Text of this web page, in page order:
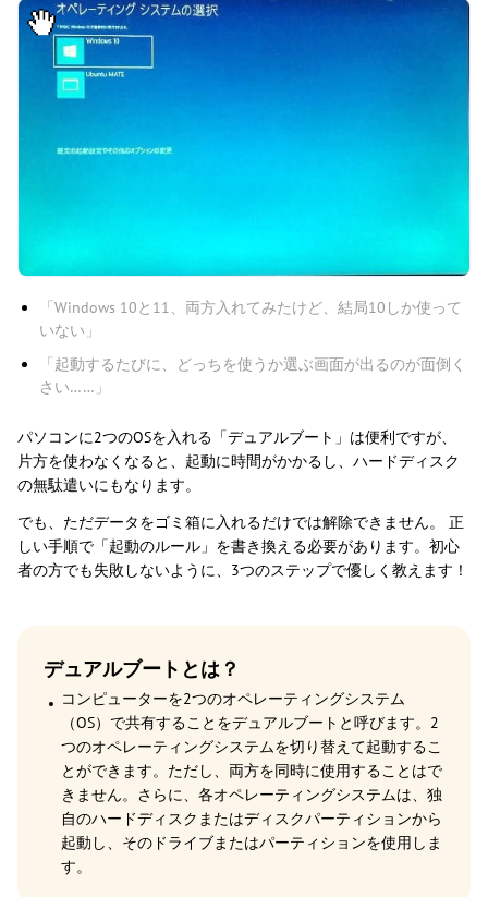
「Windows 10と11、両方入れてみたけど、結局10しか使って
いない」
「起動するたびに、どっちを使うか選ぶ画面が出るのが面倒く
さい……」
パソコンに2つのOSを入れる「デュアルブート」は便利ですが、
片方を使わなくなると、起動に時間がかかるし、ハードディスク
の無駄遣いにもなります。
でも、ただデータをゴミ箱に入れるだけでは解除できません。 正
しい手順で「起動のルール」を書き換える必要があります。初心
者の方でも失敗しないように、3つのステップで優しく教えます！
デュアルブートとは？
コンピューターを2つのオペレーティングシステム
（OS）で共有することをデュアルブートと呼びます。2
つのオペレーティングシステムを切り替えて起動するこ
とができます。ただし、両方を同時に使用することはで
きません。さらに、各オペレーティングシステムは、独
自のハードディスクまたはディスクパーティションから
起動し、そのドライブまたはパーティションを使用しま
す。